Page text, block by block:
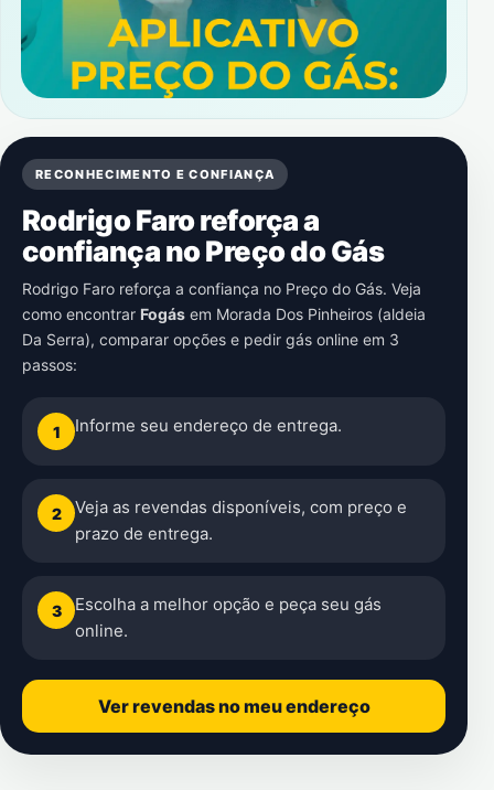
RECONHECIMENTO E CONFIANÇA
Rodrigo Faro reforça a
confiança no Preço do Gás
Rodrigo Faro reforça a confiança no Preço do Gás. Veja
como encontrar Fogás em Morada Dos Pinheiros (aldeia
Da Serra), comparar opções e pedir gás online em 3
passos:
1 Informe seu endereço de entrega.
2
Veja as revendas disponíveis, com preço e
prazo de entrega.
3
Escolha a melhor opção e peça seu gás
online.
Ver revendas no meu endereço